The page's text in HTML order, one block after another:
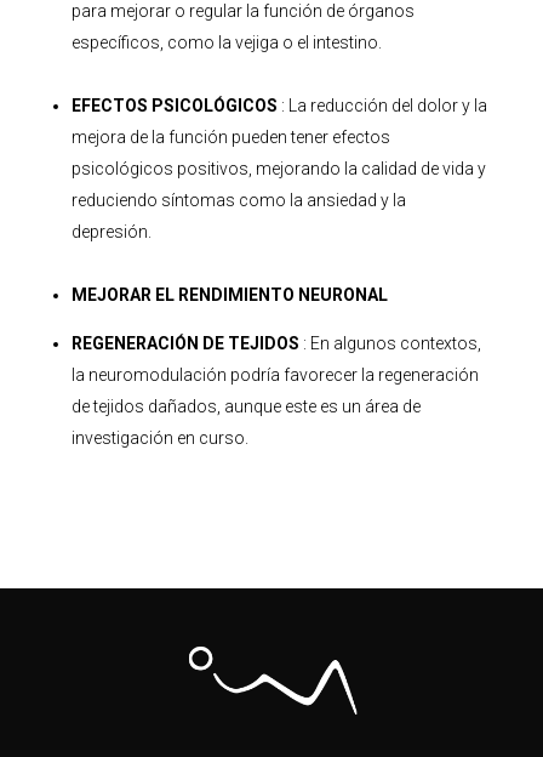
para mejorar o regular la función de órganos
específicos, como la vejiga o el intestino.
EFECTOS PSICOLÓGICOS : La reducción del dolor y la
mejora de la función pueden tener efectos
psicológicos positivos, mejorando la calidad de vida y
reduciendo síntomas como la ansiedad y la
depresión.
MEJORAR EL RENDIMIENTO NEURONAL
REGENERACIÓN DE TEJIDOS : En algunos contextos,
la neuromodulación podría favorecer la regeneración
de tejidos dañados, aunque este es un área de
investigación en curso.